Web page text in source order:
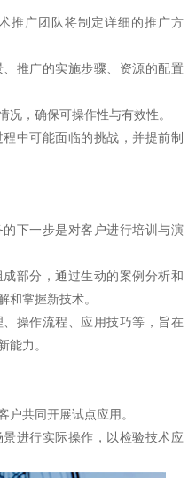
推广团队将制定详细的推广方
推广的实施步骤、资源的配置
况，确保可操作性与有效性。
中可能面临的挑战，并提前制
下一步是对客户进行培训与演
部分，通过生动的案例分析和
和掌握新技术。
操作流程、应用技巧等，旨在
能力。
户共同开展试点应用。
进行实际操作，以检验技术应